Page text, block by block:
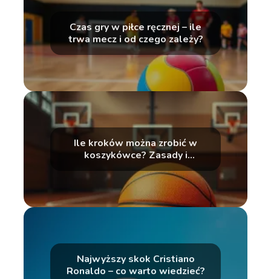
Czas gry w piłce ręcznej – ile
trwa mecz i od czego zależy?
Ile kroków można zrobić w
koszykówce? Zasady i
ciekawostki
Najwyższy skok Cristiano
Ronaldo – co warto wiedzieć?